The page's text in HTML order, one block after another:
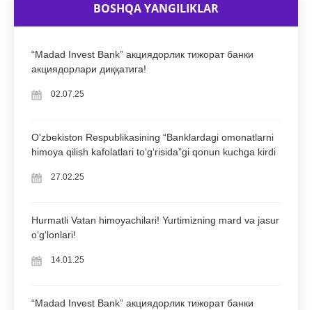
BOSHQA YANGILIKLAR
“Madad Invest Bank” акциядорлик тижорат банки
акциядорлари диққатига!
02.07.25
O'zbekiston Respublikasining “Banklardagi omonatlarni
himoya qilish kafolatlari to‘g‘risida”gi qonun kuchga kirdi
27.02.25
Hurmatli Vatan himoyachilari! Yurtimizning mard va jasur
oʻgʻlonlari!
14.01.25
“Madad Invest Bank” акциядорлик тижорат банки